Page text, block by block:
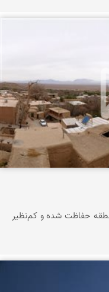
منطقه حفاظت شده و کم‌نظیر